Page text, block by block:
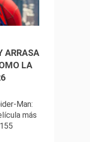
ARRASA
LA
Man:
más